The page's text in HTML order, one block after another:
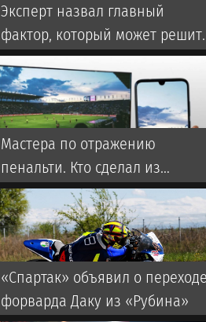
Эксперт назвал главный
фактор, который может
исход боя Мейирима
Нурсултанова за титул WBC
Мастера по отражению
пенальти. Кто сделал из
вратарей «Кайрата»
ментальных монстров
«Спартак» объявил о
форварда Даку из «Рубина»